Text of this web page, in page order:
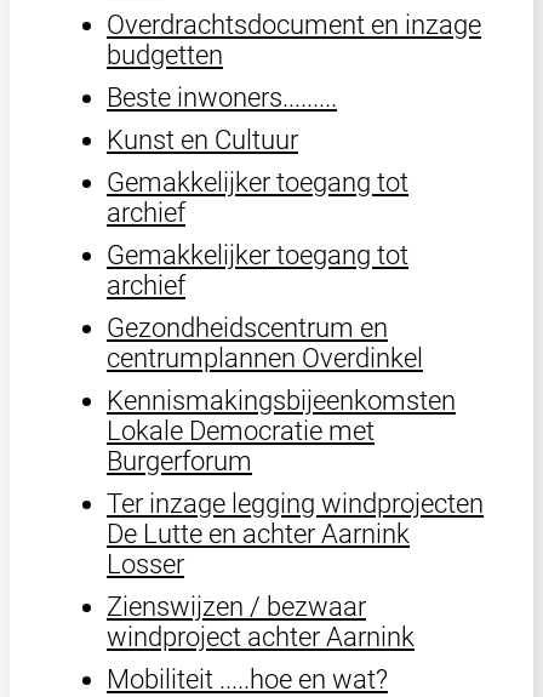
Overdrachtsdocument en inzage
budgetten
Beste inwoners.........
Kunst en Cultuur
Gemakkelijker toegang tot
archief
Gemakkelijker toegang tot
archief
Gezondheidscentrum en
centrumplannen Overdinkel
Kennismakingsbijeenkomsten
Lokale Democratie met
Burgerforum
Ter inzage legging windprojecten
De Lutte en achter Aarnink
Losser
Zienswijzen / bezwaar
windproject achter Aarnink
Mobiliteit .....hoe en wat?